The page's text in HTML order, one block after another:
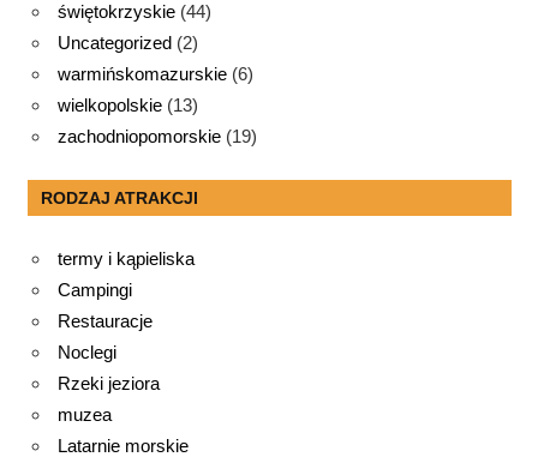
świętokrzyskie (44)
Uncategorized (2)
warmińskomazurskie (6)
wielkopolskie (13)
zachodniopomorskie (19)
RODZAJ ATRAKCJI
termy i kąpieliska
Campingi
Restauracje
Noclegi
Rzeki jeziora
muzea
Latarnie morskie